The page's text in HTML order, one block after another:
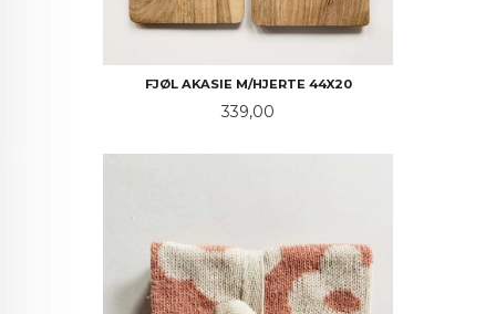
FJØL AKASIE M/HJERTE 44X20
Pris
339,00